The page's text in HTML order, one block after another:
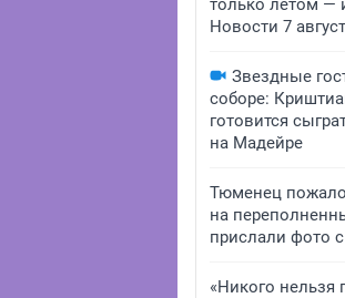
только летом —
Новости 7
Звездные
соборе:
готовится
на Мадейре
Тюменец
на
прислали фото
«Никого нельзя